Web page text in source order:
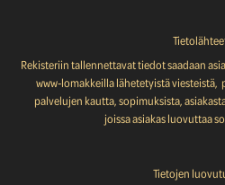
Rekisteriin tallennettavat tiedot saadaan
www-lomakkeilla lähetetyistä viesteistä,
palvelujen kautta, sopimuksista,
joissa asiakas luovuttaa
Tietojen